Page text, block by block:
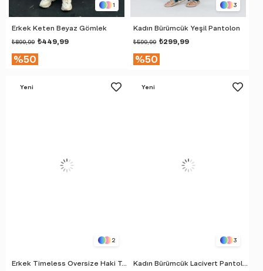
1
Erkek Keten Beyaz Gömlek
₺449,99
₺899,99
%50
3
Kadın Bürümcük Yeşil Pantolon
₺299,99
₺599,99
%50
2
Erkek Timeless Oversize Haki T-Shirt
Yeni
3
Yeni